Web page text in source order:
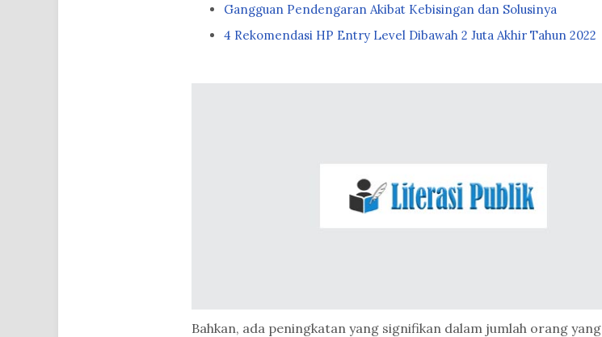
Gangguan Pendengaran Akibat Kebisingan dan Solusinya
4 Rekomendasi HP Entry Level Dibawah 2 Juta Akhir Tahun 2022
Bahkan, ada peningkatan yang signifikan dalam jumlah orang yang